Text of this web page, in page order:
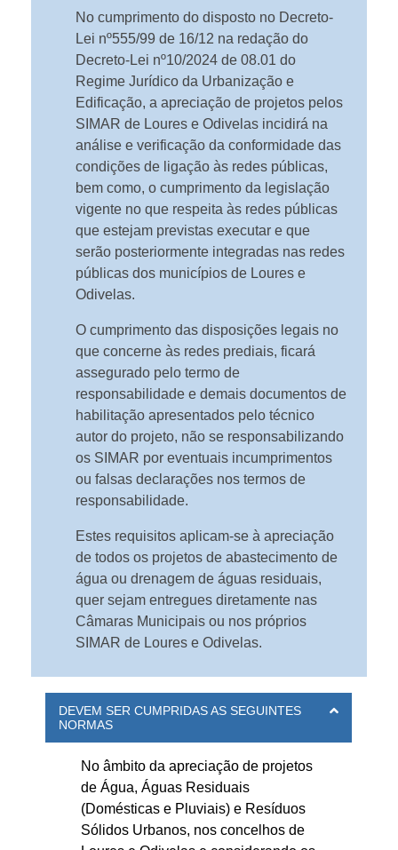
No cumprimento do disposto no Decreto-
Lei nº555/99 de 16/12 na redação do
Decreto-Lei nº10/2024 de 08.01 do
Regime Jurídico da Urbanização e
Edificação, a apreciação de projetos pelos
SIMAR de Loures e Odivelas incidirá na
análise e verificação da conformidade das
condições de ligação às redes públicas,
bem como, o cumprimento da legislação
vigente no que respeita às redes públicas
que estejam previstas executar e que
serão posteriormente integradas nas redes
públicas dos municípios de Loures e
Odivelas.
O cumprimento das disposições legais no
que concerne às redes prediais, ficará
assegurado pelo termo de
responsabilidade e demais documentos de
habilitação apresentados pelo técnico
autor do projeto, não se responsabilizando
os SIMAR por eventuais incumprimentos
ou falsas declarações nos termos de
responsabilidade.
Estes requisitos aplicam-se à apreciação
de todos os projetos de abastecimento de
água ou drenagem de águas residuais,
quer sejam entregues diretamente nas
Câmaras Municipais ou nos próprios
SIMAR de Loures e Odivelas.
DEVEM SER CUMPRIDAS AS SEGUINTES
NORMAS
No âmbito da apreciação de projetos
de Água, Águas Residuais
(Domésticas e Pluviais) e Resíduos
Sólidos Urbanos, nos concelhos de